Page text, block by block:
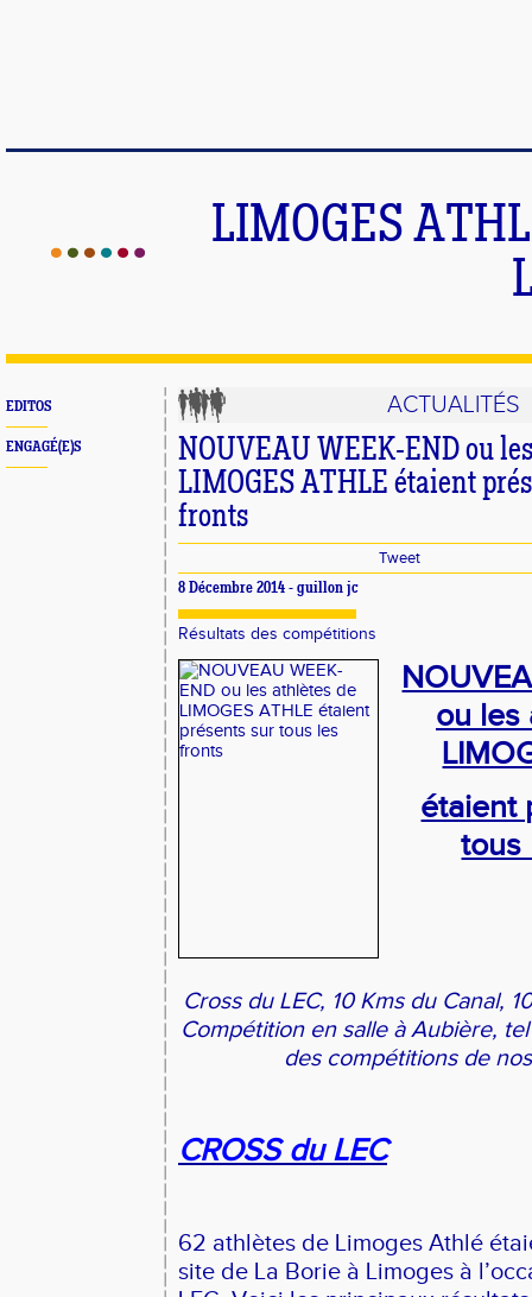
LIMOGES
EDITOS
ENGAGÉ(E)S
ACTUALITÉS
NOUVEAU WEEK-END ou
LIMOGES ATHLE étaient
fronts
Tweet
8 Décembre 2014 - guillon jc
Résultats des compétitions
ou les
étaient
tous
Cross du LEC, 10 Kms du Canal,
Compétition en salle à Aubière,
des compétitions de
CROSS du LEC
62 athlètes de Limoges Athlé
site de La Borie à Limoges à